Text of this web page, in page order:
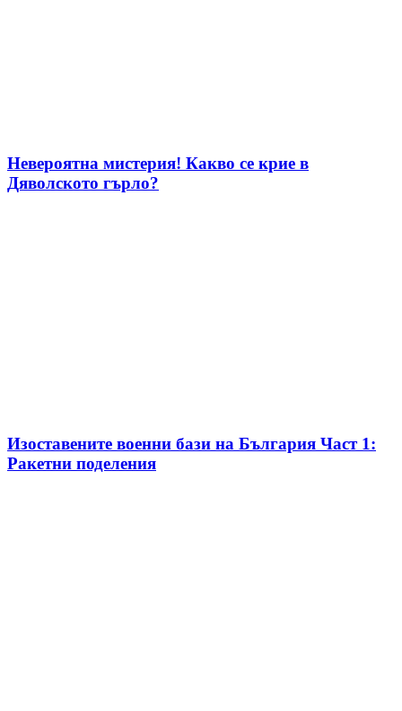
Невероятна мистерия! Какво се крие в
Дяволското гърло?
Изоставените военни бази на България Част 1:
Ракетни поделения